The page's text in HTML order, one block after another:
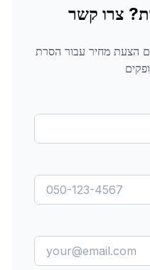
צרו קשר
הצעת מחיר עבור הסרת